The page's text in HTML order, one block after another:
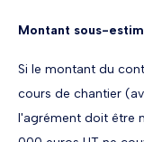
Montant sous-
Si le montant du
cours de chantier
l'agrément doit être